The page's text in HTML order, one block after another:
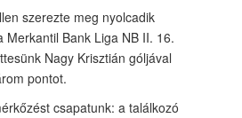
szerezte meg nyolcadik
Merkantil Bank Liga NB II. 16.
Nagy Krisztián góljával
pontot.
csapatunk: a találkozó